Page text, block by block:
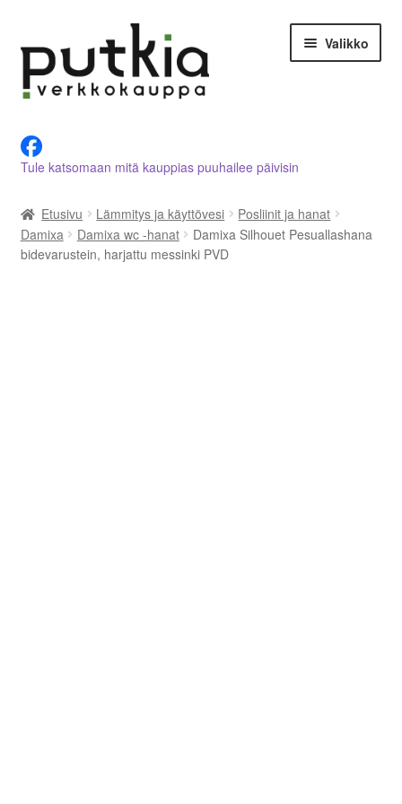
navigointiin
sisältöön
Valikko
Tietoja meistä
Asiakastilini
Ostoskori
Tule katsomaan mitä kauppias puuhailee päivisin
Etusivu Lämmitys ja käyttövesi
Posliinit ja hanat
Damixa
Damixa wc -hanat
Damixa Silhouet Pesuallashana
bidevarustein, harjattu messinki PVD